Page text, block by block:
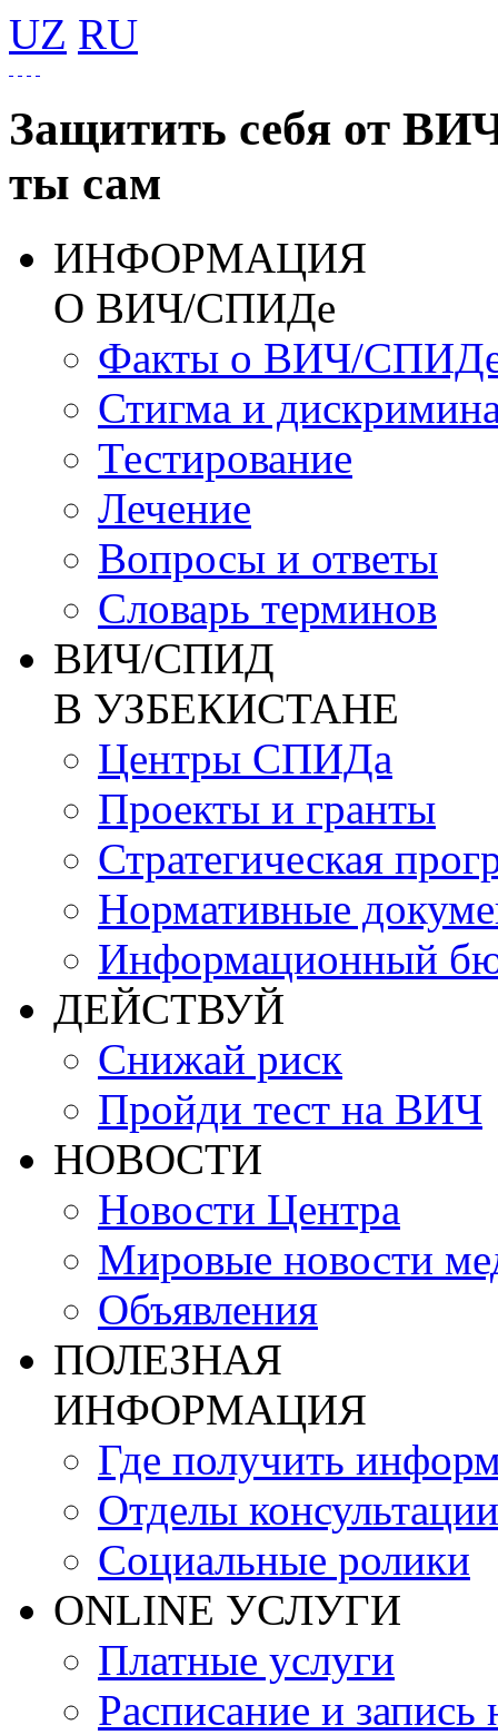
UZ RU
Защитить себя от
ты сам
ИНФОРМАЦИЯ
О ВИЧ/СПИДе
Факты о ВИЧ/
Стигма и
Тестирование
Лечение
Вопросы и ответы
Словарь терминов
ВИЧ/СПИД
В УЗБЕКИСТАНЕ
Центры СПИДа
Проекты и гранты
Стратегическая
Нормативные
Информационный
ДЕЙСТВУЙ
Снижай риск
Пройди тест на ВИЧ
НОВОСТИ
Новости Центра
Мировые новости
Объявления
ПОЛЕЗНАЯ
ИНФОРМАЦИЯ
Где получить
Отделы консультации
Социальные ролики
ONLINE УСЛУГИ
Платные услуги
Расписание и запись